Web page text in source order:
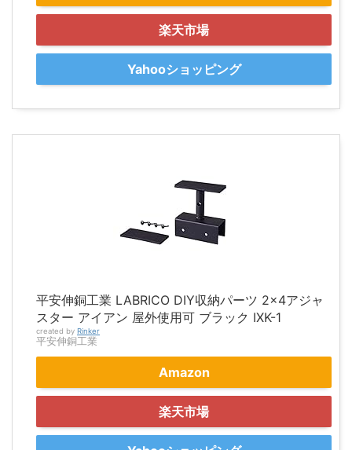
楽天市場
Yahooショッピング
平安伸銅工業 LABRICO DIY収納パーツ 2×4アジャ
スター アイアン 屋外使用可 ブラック IXK-1
created by Rinker
平安伸銅工業
Amazon
楽天市場